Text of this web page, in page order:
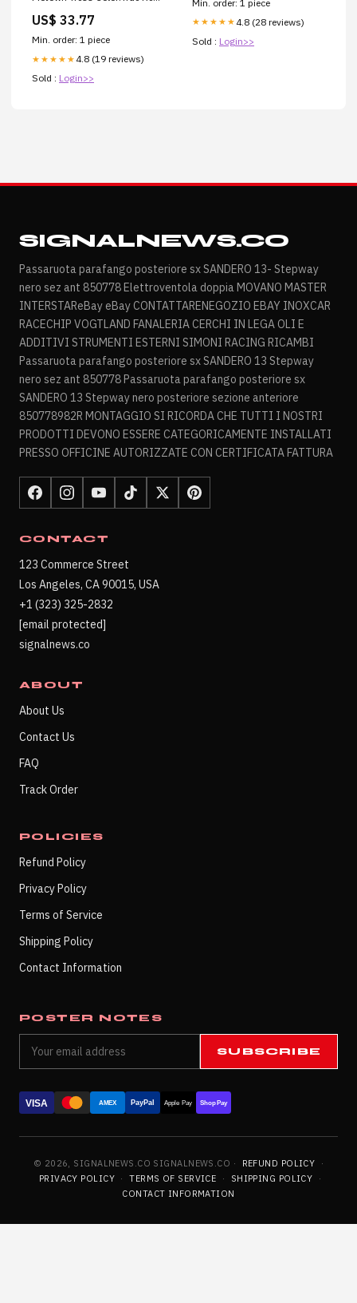
US$ 33.77
Min. order: 1 piece
★★★★★ 4.8 (19 reviews)
Sold : Login>>
Min. order: 1 piece
★★★★★ 4.8 (28 reviews)
Sold : Login>>
SIGNALNEWS.CO
Passaruota parafango posteriore sx SANDERO 13- Stepway
nero sez ant 850778 Elettroventola doppia MOVANO MASTER
INTERSTAReBay eBay CONTATTARENEGOZIO EBAY INOXCAR
RACECHIP VOGTLAND FANALERIA CERCHI IN LEGA OLI E
ADDITIVI STRUMENTI ESTERNI SIMONI RACING RICAMBI
Passaruota parafango posteriore sx SANDERO 13 Stepway
nero sez ant 850778 Passaruota parafango posteriore sx
SANDERO 13 Stepway nero posteriore sezione anteriore
850778982R MONTAGGIO SI RICORDA CHE TUTTI I NOSTRI
PRODOTTI DEVONO ESSERE CATEGORICAMENTE INSTALLATI
PRESSO OFFICINE AUTORIZZATE CON CERTIFICATA FATTURA
CONTACT
123 Commerce Street
Los Angeles, CA 90015, USA
+1 (323) 325-2832
[email protected]
signalnews.co
ABOUT
About Us
Contact Us
FAQ
Track Order
POLICIES
Refund Policy
Privacy Policy
Terms of Service
Shipping Policy
Contact Information
POSTER NOTES
SUBSCRIBE
VISA AMEX PayPal Apple Pay Shop Pay
© 2026, SIGNALNEWS.CO SIGNALNEWS.CO · REFUND POLICY
·
PRIVACY POLICY · TERMS OF SERVICE · SHIPPING POLICY
·
CONTACT INFORMATION